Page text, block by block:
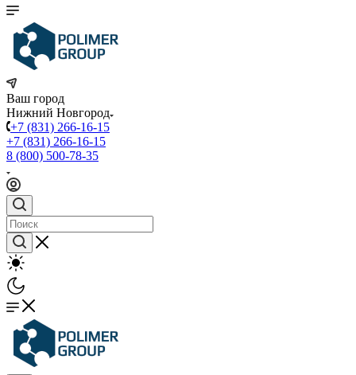
Ваш город
Нижний Новгород
+7 (831) 266-16-15
+7 (831) 266-16-15
8 (800) 500-78-35